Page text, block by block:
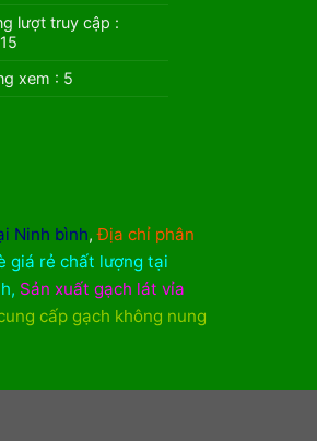
lượt truy cập :
xem : 5
Ninh bình,Địa chỉ phân
giá rẻ chất lượng tại
, Sản xuất gạch lát vỉa
cấp gạch không nung